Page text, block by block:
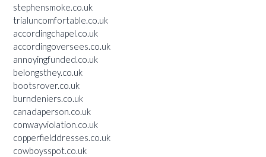
stephensmoke.co.uk
trialuncomfortable.co.uk
accordingchapel.co.uk
accordingoversees.co.uk
annoyingfunded.co.uk
belongsthey.co.uk
bootsrover.co.uk
burndeniers.co.uk
canadaperson.co.uk
conwayviolation.co.uk
copperfielddresses.co.uk
cowboysspot.co.uk